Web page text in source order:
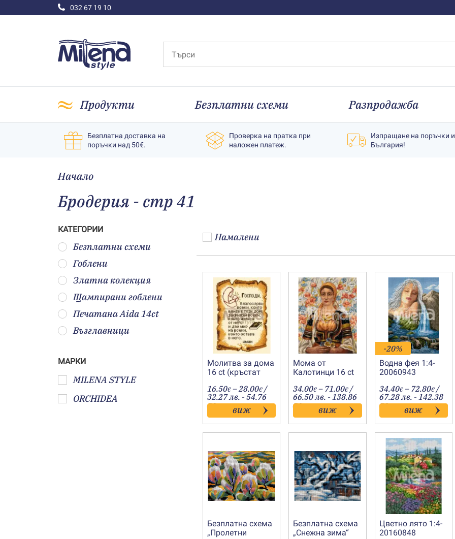
032 67 19 10
Продукти Безплатни схеми Разпродажба
Безплатна доставка на
поръчки над 50€.
Проверка на пратка при
наложен платеж.
Изпращане на поръчки
България!
Начало
Бродерия - стр 41
КАТЕГОРИИ
Безплатни схеми
Гоблени
Златна колекция
Щампирани гоблени
Печатана Aida 14ct
Възглавници
МАРКИ
MILENA STYLE
ORCHIDEA
Намалени
Молитва за дома
16 ct (кръстат
16.50€ –28.00€Price
range:
16.50€
through
28.00€
/
32.27 лв. - 54.76
лв. виж
Мома от
Калотинци 16 ct
бод)-20200251
34.00€ – 71.00€Price
range:
34.00€
through
71.00€
/
66.50 лв. - 138.86
лв. виж
-20%
Водна фея 1:4-
20060943
34.40€ – 72.80€Price
range:
34.40€
72.80€
/
67.28 лв. - 142.38
лв. виж
Безплатна схема
„Пролетни
Безплатна схема
„Снежна зима“
Цветно лято 1:4-
20160848